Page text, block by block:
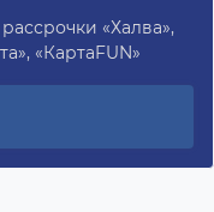
«Халва»,
«КартаFUN»